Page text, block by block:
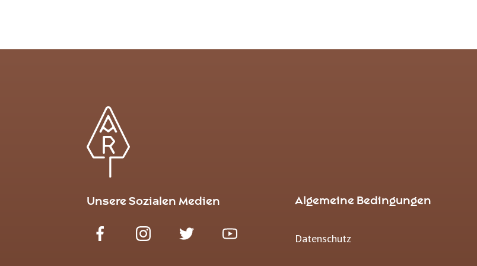
Unsere Sozialen Medien Algemeine Bedingungen
Datenschutz